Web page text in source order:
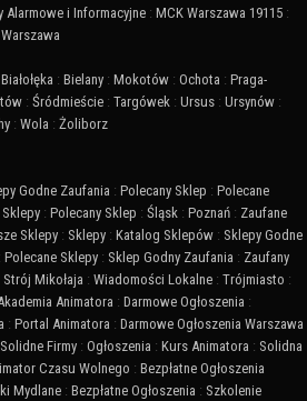
Alarmowe i Informacyjne : MCK Warszawa 19115 :
Białołęka : Bielany : Mokotów : Ochota : Praga-
: Śródmieście : Targówek : Ursus : Ursynów :
: Wola : Żoliborz
Godne Zaufania : Polecany Sklep : Polecane
: Polecany Sklep : Śląsk : Poznań : Zaufane
Sklepy : Sklepy : Katalog Sklepów : Sklepy Godne
Polecane Sklepy : Sklep Godny Zaufania : Zaufany
Strój Mikołaja : Wiadomości Lokalne : Trójmiasto :
Animatora : Darmowe Ogłoszenia :
: Portal Animatora : Darmowe Ogłoszenia Warszawa
Solidne Firmy : Ogłoszenia : Kurs Animatora : Solidna
Czasu Wolnego : Bezpłatne Ogłoszenia
Mydlane : Bezpłatne Ogłoszenia : Szkolenie